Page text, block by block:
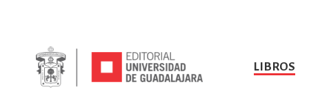
LIBROS
TODOS LOS LIBROS
SOBRE NOSOTROS HISTORIA